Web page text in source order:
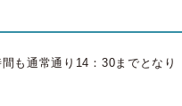
も通常通り14：30までとなり